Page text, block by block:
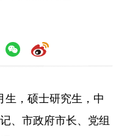
生，硕士研究生，中
、市政府市长、 党组